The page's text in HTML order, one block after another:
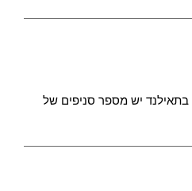
בתאילנד יש מספר סניפים של